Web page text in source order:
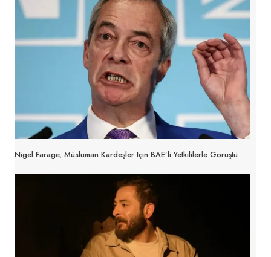
Nigel Farage, Müslüman Kardeşler Için BAE’li Yetkililerle Görüştü